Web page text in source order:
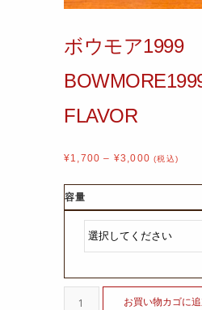
ボウモア1999
FLAVOR
¥1,700 – ¥3,000 (税込)
容量
お買い物カゴに